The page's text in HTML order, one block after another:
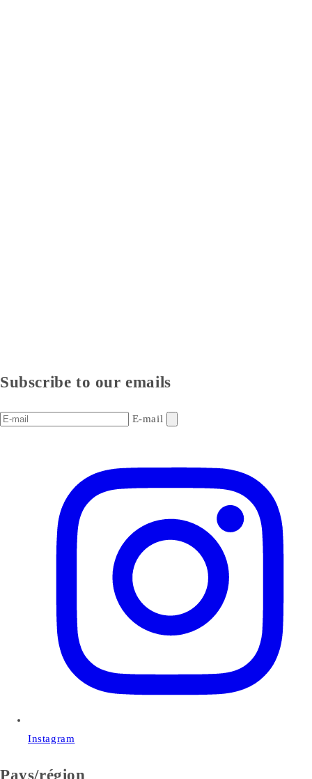
Subscribe to our emails
E-mail
Instagram
Pays/région